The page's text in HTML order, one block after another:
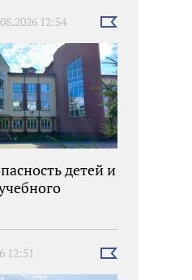
12:54
Выбрать
детей и
12:51
Выбрать